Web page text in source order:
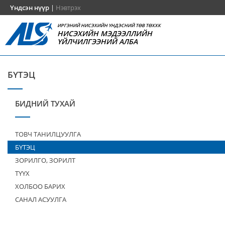
Үндсэн нүүр | Нэвтрэх
ИРГЭНИЙ НИСЭХИЙН ҮНДЭСНИЙ ТӨВ ТӨХХК
НИСЭХИЙН МЭДЭЭЛЛИЙН
ҮЙЛЧИЛГЭЭНИЙ АЛБА
БҮТЭЦ
БИДНИЙ ТУХАЙ
ТОВЧ ТАНИЛЦУУЛГА
БҮТЭЦ
ЗОРИЛГО, ЗОРИЛТ
ТҮҮХ
ХОЛБОО БАРИХ
САНАЛ АСУУЛГА